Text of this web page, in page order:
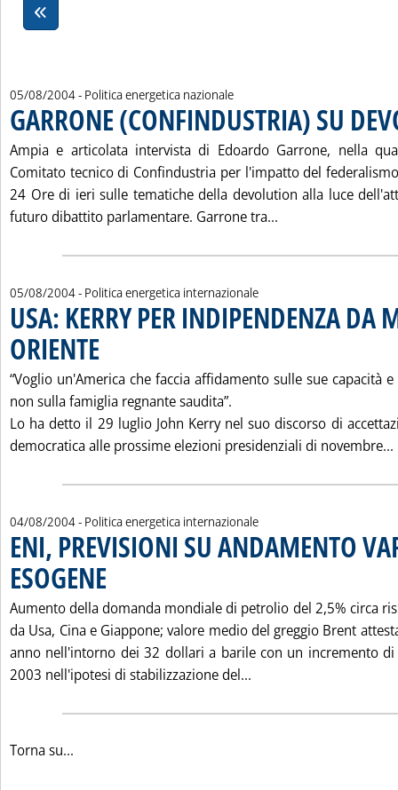
05/08/2004- Politica energetica nazionale
GARRONE (CONFINDUSTRIA) SU
. Pubblicata giovedì 05 agosto 2004 alle 14.46.
Ampia e articolata intervista di Edoardo Garrone, nella
Comitato tecnico di Confindustria per l'impatto del
24 Ore di ieri sulle tematiche della devolution alla luce
futuro dibattito parlamentare. Garrone tra...
05/08/2004- Politica energetica internazionale
USA: KERRY PER INDIPENDENZA DA
ORIENTE
“Voglio un'America che faccia affidamento sulle sue capacità
non sulla famiglia regnante saudita”.
Lo ha detto il 29 luglio John Kerry nel suo discorso di
democratica alle prossime elezioni presidenziali di novembre...
04/08/2004- Politica energetica internazionale
ENI, PREVISIONI SU ANDAMENTO
ESOGENE
Aumento della domanda mondiale di petrolio del 2,5% circa
da Usa, Cina e Giappone; valore medio del greggio Brent
anno nell'intorno dei 32 dollari a barile con un incremento
2003 nell'ipotesi di stabilizzazione del...
Torna su...